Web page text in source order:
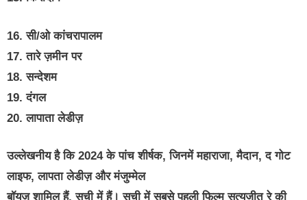
16. सी/ओ कांचरापालम
17. तारे ज़मीन पर
18. सन्देशम
19. दंगल
20. लापाता लेडीज़
उल्लेखनीय है कि 2024 के पांच शीर्षक, जिनमें महाराजा, मैदान, द गोट
लाइफ, लापता लेडीज़ और मंजुम्मेल
बॉयज़ शामिल हैं, सूची में हैं। सूची में सबसे पहली फिल्म सत्यजीत रे की